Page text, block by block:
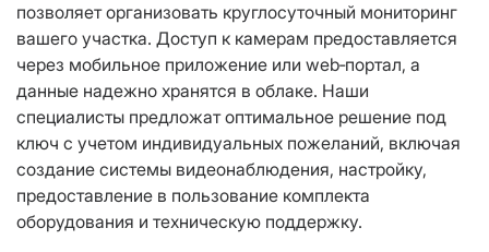
позволяет организовать круглосуточный мониторинг
вашего участка. Доступ к камерам предоставляется
через мобильное приложение или web‑портал, а
данные надежно хранятся в облаке. Наши
специалисты предложат оптимальное решение под
ключ с учетом индивидуальных пожеланий, включая
создание системы видеонаблюдения, настройку,
предоставление в пользование комплекта
оборудования и техническую поддержку.